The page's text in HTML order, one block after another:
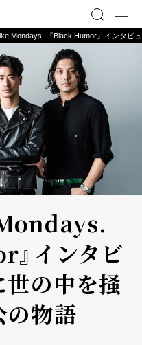
Mondays. 『Black Humor』インタ
インタビ
世の中を掻
の物語